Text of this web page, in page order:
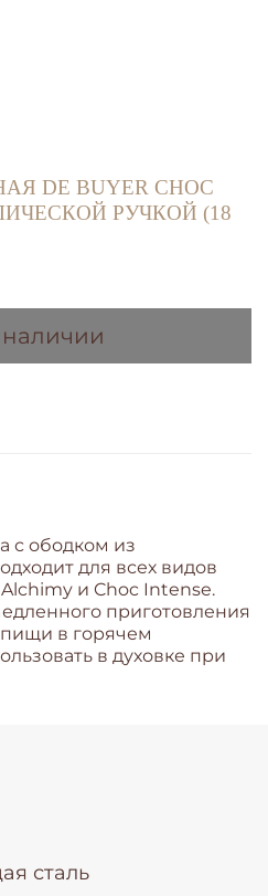
DE BUYER CHOC
РУЧКОЙ (18
наличии
с ободком из
для всех видов
и Choc Intense.
приготовления
в горячем
в духовке при
сталь